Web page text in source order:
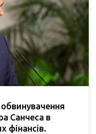
обвинувачення
Санчеса в
фінансів.